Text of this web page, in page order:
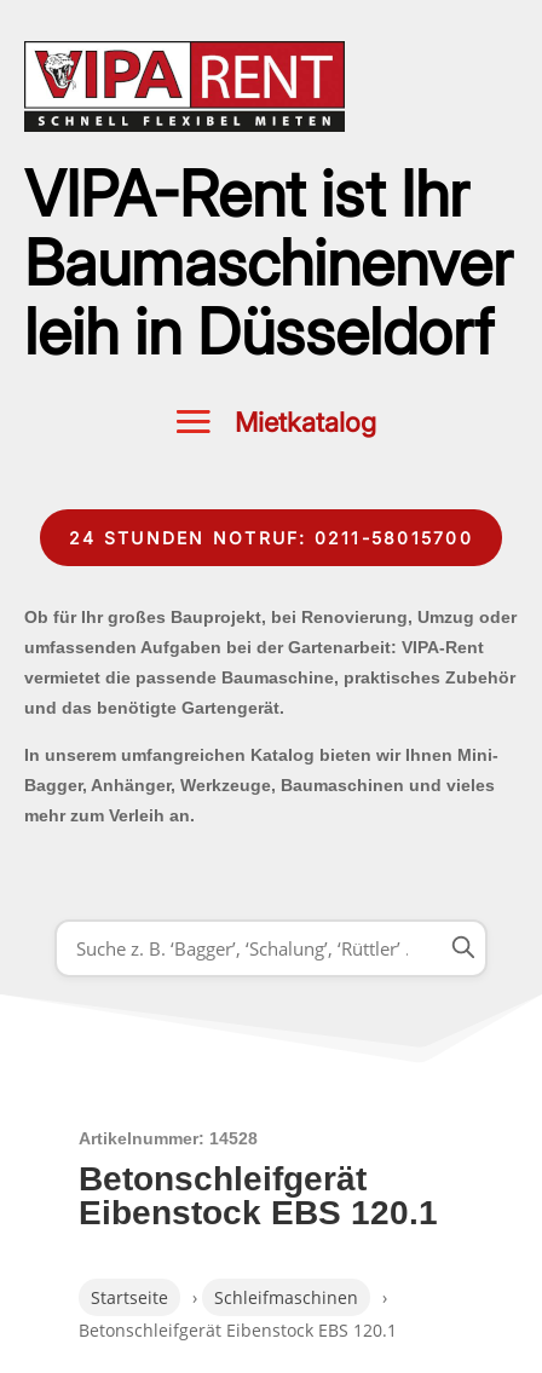
VIPA-Rent ist Ihr
Baumaschinenver
leih in Düsseldorf
24 STUNDEN NOTRUF: 0211-58015700
Ob für Ihr großes Bauprojekt, bei Renovierung, Umzug oder
umfassenden Aufgaben bei der Gartenarbeit: VIPA-Rent
vermietet die passende Baumaschine, praktisches Zubehör
und das benötigte Gartengerät.
In unserem umfangreichen Katalog bieten wir Ihnen Mini-
Bagger, Anhänger, Werkzeuge, Baumaschinen und vieles
mehr zum Verleih an.
Artikelnummer: 14528
Betonschleifgerät
Eibenstock EBS 120.1
Startseite › Schleifmaschinen
›
Betonschleifgerät Eibenstock EBS 120.1